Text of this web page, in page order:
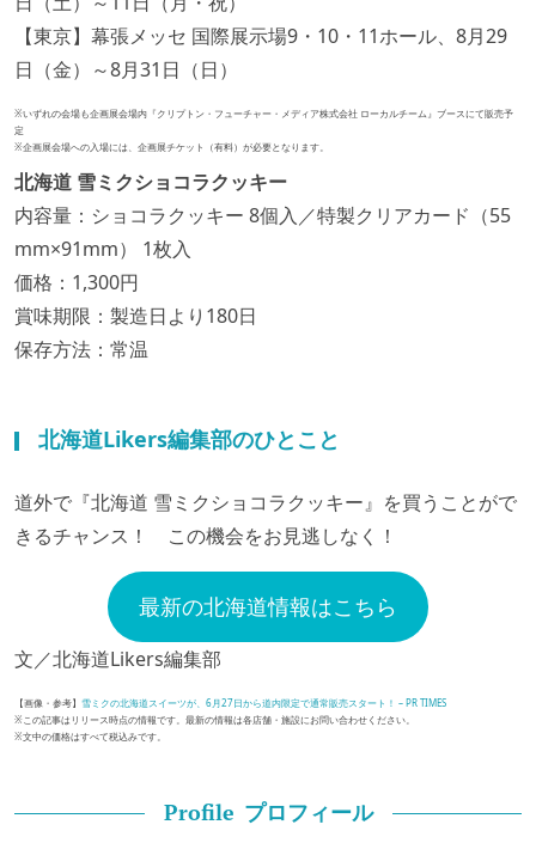
【東京】幕張メッセ 国際展示場9・10・11ホール、8月29
日（金）～8月31日（日）
※いずれの会場も企画展会場内『クリプトン・フューチャー・メディア株式会社 ローカルチーム』ブースにて販売予
定
※企画展会場への入場には、企画展チケット（有料）が必要となります。
北海道 雪ミクショコラクッキー
内容量：ショコラクッキー 8個入／特製クリアカード（55
mm×91mm） 1枚入
価格：1,300円
賞味期限：製造日より180日
保存方法：常温
北海道Likers編集部のひとこと
道外で『北海道 雪ミクショコラクッキー』を買うことがで
きるチャンス！ この機会をお見逃しなく！
最新の北海道情報はこちら
文／北海道Likers編集部
【画像・参考】 雪ミクの北海道スイーツが、6月27日から道内限定で通常販売スタート！ – PR TIMES
※この記事はリリース時点の情報です。最新の情報は各店舗・施設にお問い合わせください。
※文中の価格はすべて税込みです。
Profile プロフィール